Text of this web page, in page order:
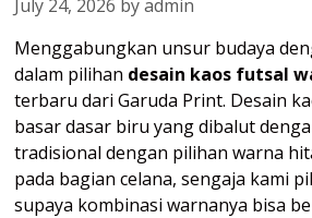
July 24, 2026 byadmin
Menggabungkan unsur budaya
dalam pilihan desain kaos futsal
terbaru dari Garuda Print. Desain
basar dasar biru yang dibalut
tradisional dengan pilihan warna
pada bagian celana, sengaja kami
supaya kombinasi warnanya bisa